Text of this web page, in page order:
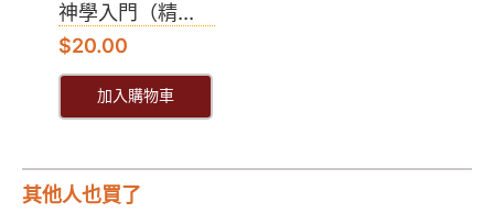
神學入門（精...
$20.00
加入購物車
其他人也買了